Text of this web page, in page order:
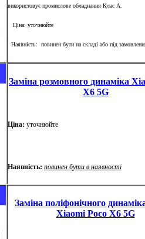
використовує промислове обладнання Клас А.
Ціна: уточнюйте
Наявність: повинен бути на складі або під
Заміна розмовного динаміка
X6 5G
Ціна: уточнюйте
Наявність: повинен бути в наявності
Заміна поліфонічного
Xiaomi Poco X6 5G